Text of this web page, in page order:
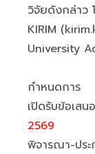
วิจัยดังกล่าว
KIRIM
University
กำหนดการ
เปิดรับข้อเสน
2569
พิจารณา-ปร